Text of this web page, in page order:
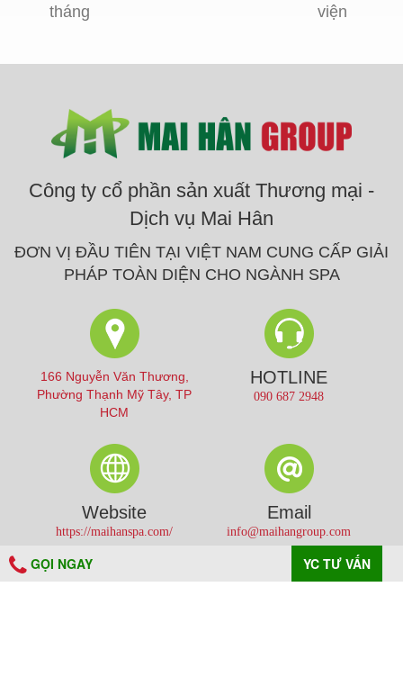
tháng
viện
Công ty cổ phần sản xuất Thương mại -
Dịch vụ Mai Hân
ĐƠN VỊ ĐẦU TIÊN TẠI VIỆT NAM CUNG CẤP GIẢI
PHÁP TOÀN DIỆN CHO NGÀNH SPA
166 Nguyễn Văn Thương,
Phường Thạnh Mỹ Tây, TP
HCM
HOTLINE
090 687 2948
Website
https://maihanspa.com/
Email
info@maihangroup.com
GỌI NGAY YC TƯ VẤN